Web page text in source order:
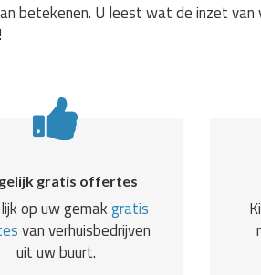
betekenen. U leest wat de inzet van
gratis offertes
op uw gemakgratis
van verhuisbedrijven
uit uw buurt.